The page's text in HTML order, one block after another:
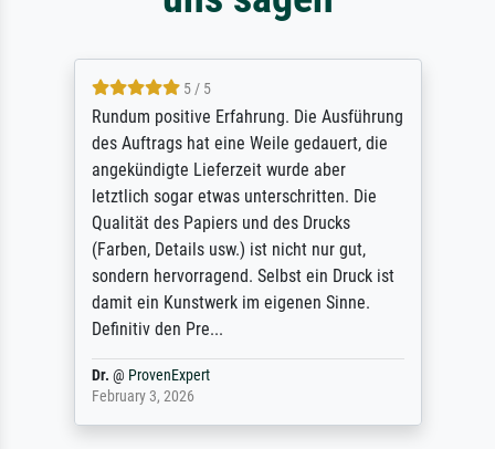
5 / 5
Rundum positive Erfahrung. Die Ausführung
des Auftrags hat eine Weile gedauert, die
angekündigte Lieferzeit wurde aber
letztlich sogar etwas unterschritten. Die
Qualität des Papiers und des Drucks
(Farben, Details usw.) ist nicht nur gut,
sondern hervorragend. Selbst ein Druck ist
damit ein Kunstwerk im eigenen Sinne.
Definitiv den Pre...
Dr. @ ProvenExpert
February 3, 2026